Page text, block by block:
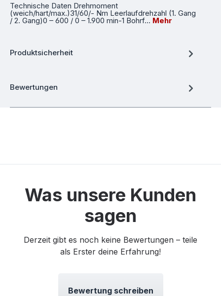
Technische Daten Drehmoment
(weich/hart/max.)31/60/- Nm Leerlaufdrehzahl (1. Gang
/ 2. Gang)0 – 600 / 0 – 1.900 min-1 Bohrf… Mehr
Produktsicherheit
Bewertungen
Was unsere Kunden
sagen
Derzeit gibt es noch keine Bewertungen – teile
als Erster deine Erfahrung!
Bewertung schreiben